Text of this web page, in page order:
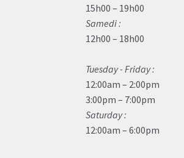
15h00 – 19h00
Samedi :
12h00 – 18h00
Tuesday - Friday :
12:00am – 2:00pm
3:00pm – 7:00pm
Saturday :
12:00am – 6:00pm